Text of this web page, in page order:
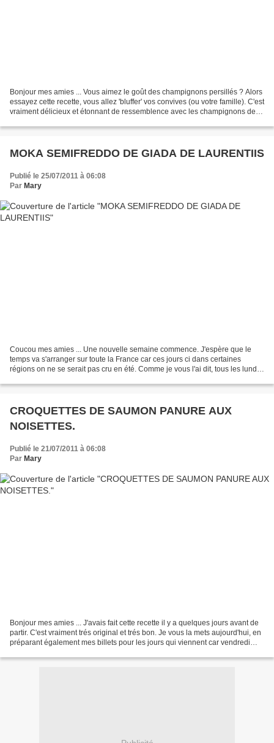
Bonjour mes amies ... Vous aimez le goût des champignons persillés ? Alors
essayez cette recette, vous allez 'bluffer' vos convives (ou votre famille). C'est
vraiment délicieux et étonnant de ressemblence avec les champignons de la
MOKA SEMIFREDDO DE GIADA DE LAURENTIIS
Publié le 25/07/2011 à 06:08
Par Mary
Coucou mes amies ... Une nouvelle semaine commence. J'espère que le
temps va s'arranger sur toute la France car ces jours ci dans certaines
régions on ne se serait pas cru en été. Comme je vous l'ai dit, tous les lundis
CROQUETTES DE SAUMON PANURE AUX
NOISETTES.
Publié le 21/07/2011 à 06:08
Par Mary
Bonjour mes amies ... J'avais fait cette recette il y a quelques jours avant de
partir. C'est vraiment trés original et trés bon. Je vous la mets aujourd'hui, en
préparant également mes billets pour les jours qui viennent car vendredi